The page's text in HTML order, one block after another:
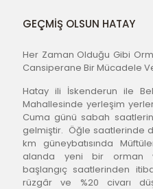
GEÇMİŞ OLSUN HATAY
Her Zaman Olduğu Gibi
Cansiperane Bir Mücadele
Hatay ili İskenderun ile
Mahallesinde yerleşim
Cuma günü sabah
gelmiştir.  Öğle saatlerinde
km güneybatısında
alanda yeni bir orman
başlangıç saatlerinden
rüzgâr ve %20 civarı